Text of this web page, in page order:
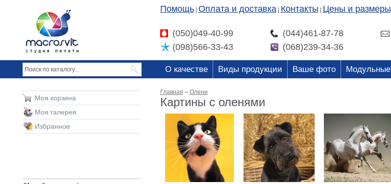
Помощь Оплата и доставка Контакты Цены и размеры
(050)049-40-99 (044)461-87-78
(098)566-33-43
(068)239-34-36
О качестве Виды продукции Ваше фото Модульные
Главная – Олени
Картины с оленями
Моя корзина
Моя галерея
Избранное